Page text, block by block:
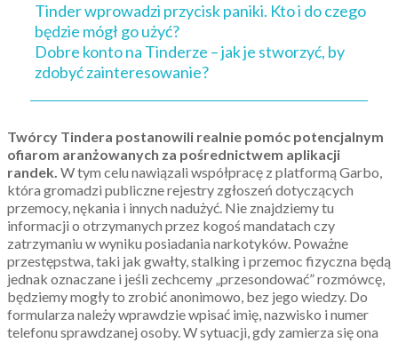
Tinder wprowadzi przycisk paniki. Kto i do czego
będzie mógł go użyć?
Dobre konto na Tinderze – jak je stworzyć, by
zdobyć zainteresowanie?
Twórcy Tindera postanowili realnie pomóc potencjalnym
ofiarom aranżowanych za pośrednictwem aplikacji
randek. W tym celu nawiązali współpracę z platformą Garbo,
która gromadzi publiczne rejestry zgłoszeń dotyczących
przemocy, nękania i innych nadużyć. Nie znajdziemy tu
informacji o otrzymanych przez kogoś mandatach czy
zatrzymaniu w wyniku posiadania narkotyków. Poważne
przestępstwa, taki jak gwałty, stalking i przemoc fizyczna będą
jednak oznaczane i jeśli zechcemy „przesondować” rozmówcę,
będziemy mogły to zrobić anonimowo, bez jego wiedzy. Do
formularza należy wprawdzie wpisać imię, nazwisko i numer
telefonu sprawdzanej osoby. W sytuacji, gdy zamierza się ona